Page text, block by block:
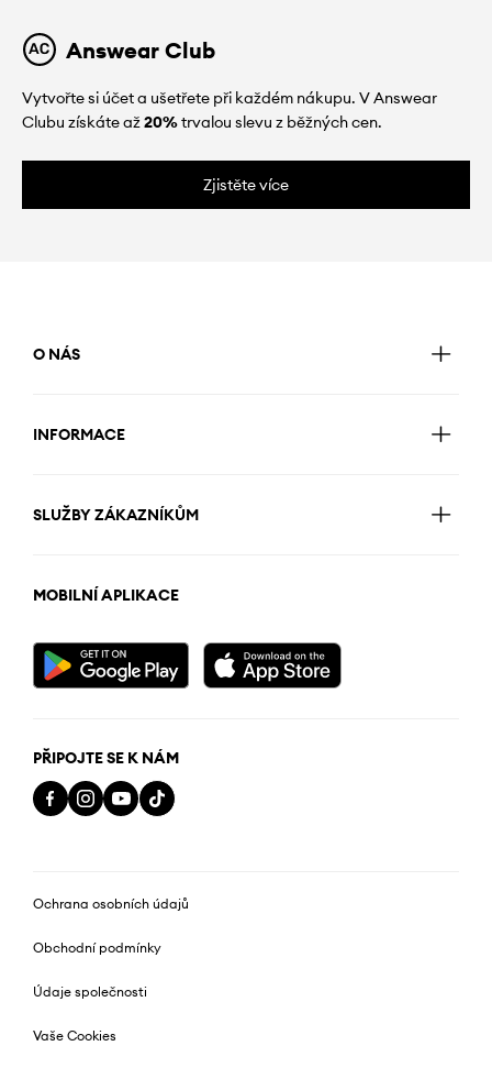
Answear Club
Vytvořte si účet a ušetřete při každém nákupu. V Answear
Clubu získáte až20%trvalou slevu z běžných cen.
Zjistěte více
O NÁS
INFORMACE
SLUŽBY ZÁKAZNÍKŮM
MOBILNÍ APLIKACE
PŘIPOJTE SE K NÁM
Ochrana osobních údajů
Obchodní podmínky
Údaje společnosti
Vaše Cookies